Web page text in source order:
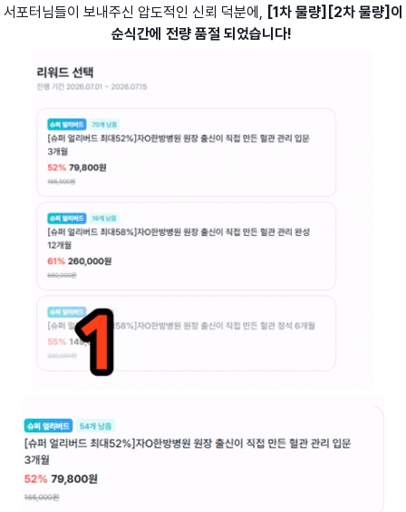
서포터님들이 보내주신 압도적인 신뢰 덕분에, [1차 물량][2차 물량]이
순식간에 전량 품절 되었습니다!